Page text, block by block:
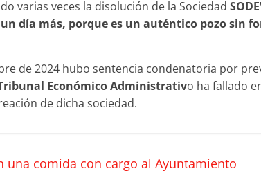
varias veces la disolución de la Sociedad
día más, porque es un auténtico pozo sin
de 2024 hubo sentencia condenatoria por
Económico Administrativo ha fallado
de dicha sociedad.
una comida con cargo al Ayuntamiento